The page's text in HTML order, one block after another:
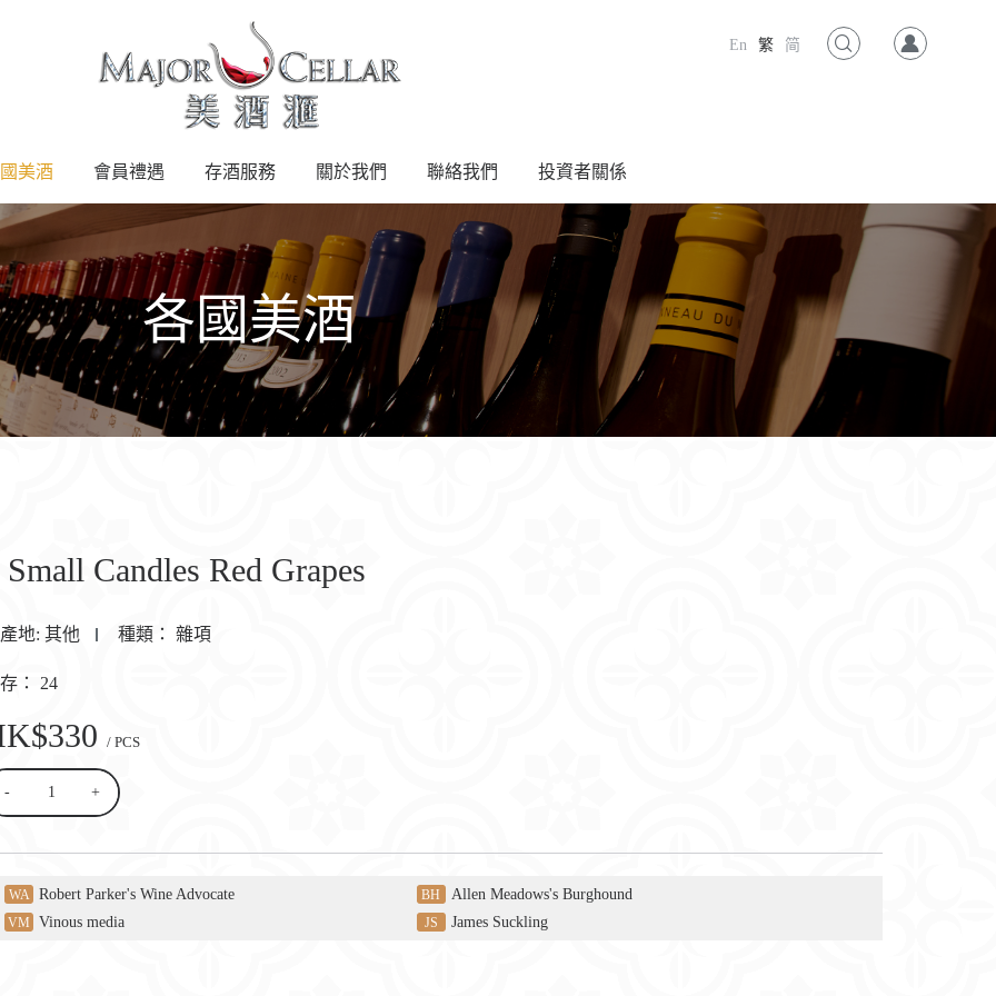
En 繁 简
美酒 會員禮遇 存酒服務 關於我們 聯絡我們 投資者關係
各國美酒
Small Candles Red Grapes
地: 其他 種類： 雜項
： 24
/ PCS
- +
WA Robert Parker's Wine Advocate BH Allen Meadows's Burghound
VM Vinous media JS James Suckling